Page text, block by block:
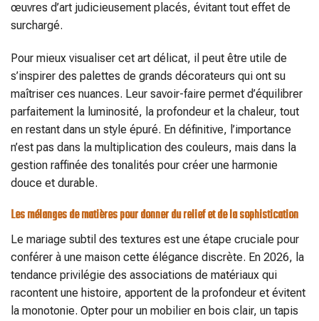
œuvres d’art judicieusement placés, évitant tout effet de
surchargé.
Pour mieux visualiser cet art délicat, il peut être utile de
s’inspirer des palettes de grands décorateurs qui ont su
maîtriser ces nuances. Leur savoir-faire permet d’équilibrer
parfaitement la luminosité, la profondeur et la chaleur, tout
en restant dans un style épuré. En définitive, l’importance
n’est pas dans la multiplication des couleurs, mais dans la
gestion raffinée des tonalités pour créer une harmonie
douce et durable.
Les mélanges de matières pour donner du relief et de la sophistication
Le mariage subtil des textures est une étape cruciale pour
conférer à une maison cette élégance discrète. En 2026, la
tendance privilégie des associations de matériaux qui
racontent une histoire, apportent de la profondeur et évitent
la monotonie. Opter pour un mobilier en bois clair, un tapis